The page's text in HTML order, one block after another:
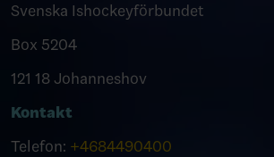
Svenska Ishockeyförbundet
Box 5204
121 18 Johanneshov
Kontakt
Telefon: +4684490400